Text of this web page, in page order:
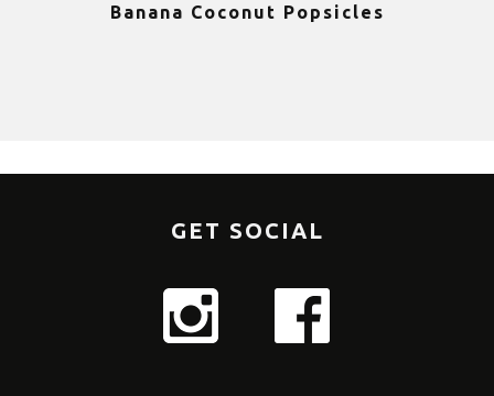
Banana Coconut Popsicles
GET SOCIAL